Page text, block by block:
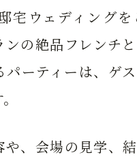
宅ウェディング
ンの絶品フレンチ
パーティーは、ゲ
、会場の見学、